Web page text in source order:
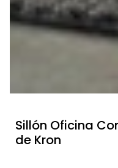
Sillón Oficina
de Kron